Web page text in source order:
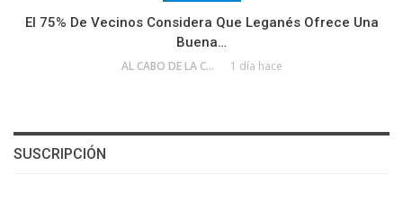
El 75% De Vecinos Considera Que Leganés Ofrece Una
Buena…
AL CABO DE LA CALLE 1 día hace
SUSCRIPCIÓN